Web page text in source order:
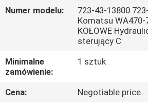
WYCIECZKA
KONTROLA
JAKOŚCI
Numer modelu:
723-43-13800
Komatsu WA470-
KOŁOWE
sterujący C
Minimalne
zamówienie:
1 sztuk
Cena:
Negotiable price